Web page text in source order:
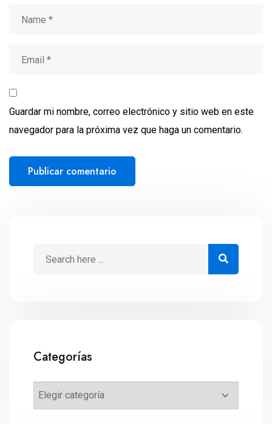
Guardar mi nombre, correo electrónico y sitio web en este
navegador para la próxima vez que haga un comentario.
Categorías